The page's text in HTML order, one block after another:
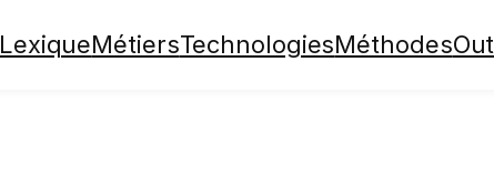
LexiqueMétiersTechnologiesMéthodes